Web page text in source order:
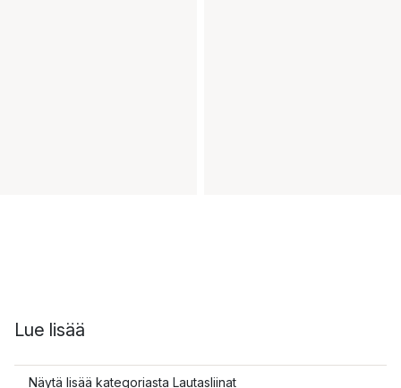
Lue lisää
Näytä lisää kategoriasta Lautasliinat